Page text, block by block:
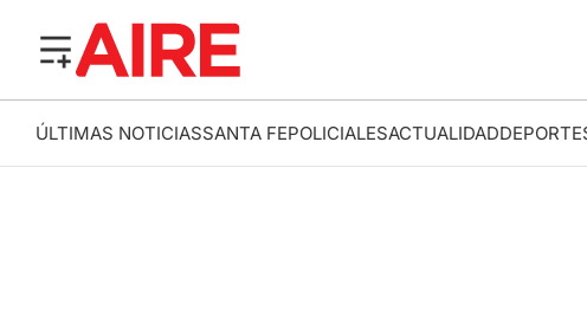
ÚLTIMAS NOTICIASSANTA FEPOLICIALESACTUALIDAD